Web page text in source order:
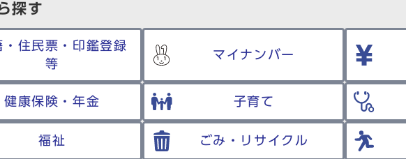
探す
・住民票・印鑑登録
等
マイナンバー
健康保険・年金 子育て
福祉 ごみ・リサイクル